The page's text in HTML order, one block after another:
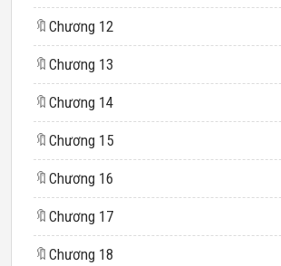
🔖 Chương 12
🔖 Chương 13
🔖 Chương 14
🔖 Chương 15
🔖 Chương 16
🔖 Chương 17
🔖 Chương 18